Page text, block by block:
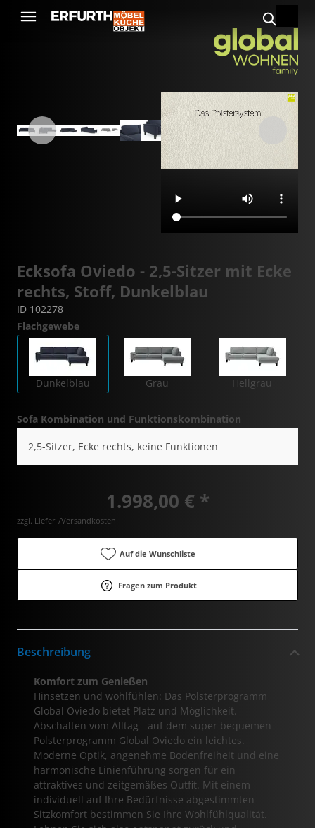
Ecksofa Oviedo - 2,5-Sitzer mit Ecke
rechts, Stoff, Dunkelblau
ID 102278
Flachgewebe
Dunkelblau Grau Hellgrau
Sofa Kombination und Funktionskombination
2,5-Sitzer, Ecke rechts, keine Funktionen
1.998,00 € *
zzgl. Liefer-/Versandkosten
Auf die Wunschliste
Fragen zum Produkt
Beschreibung
Komfort zum Genießen
Hinsetzen und wohlfühlen: Das Polsterprogramm
Global Oviedo bietet Platz und Möglichkeit.
Abschalten vom Alltag - auf dem super bequemen
Polsterprogramm Global Oviedo ein leichtes.
Moderne Optik, angenehme Bodenfreiheit und eine
harmonische Linienführung sorgen für ein
attraktives und zeitgemäßes Outfit. Mit einem
individuell auf Ihre Bedürfnisse abgestimmten
Sitzkomfort bestimmen Sie Ihre Wohlfühlqualität.